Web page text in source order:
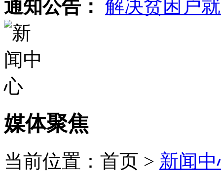
通知公告： 解决贫困户
媒体聚焦
当前位置： 首页 > 新闻